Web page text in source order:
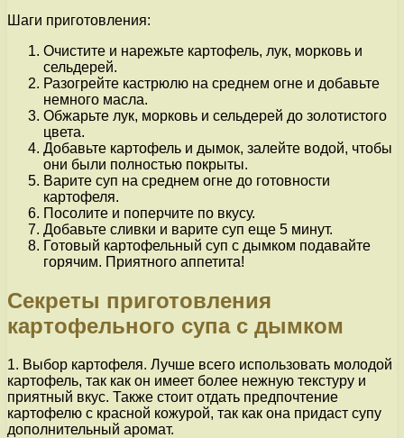
Шаги приготовления:
Очистите и нарежьте картофель, лук, морковь и
сельдерей.
Разогрейте кастрюлю на среднем огне и добавьте
немного масла.
Обжарьте лук, морковь и сельдерей до золотистого
цвета.
Добавьте картофель и дымок, залейте водой, чтобы
они были полностью покрыты.
Варите суп на среднем огне до готовности
картофеля.
Посолите и поперчите по вкусу.
Добавьте сливки и варите суп еще 5 минут.
Готовый картофельный суп с дымком подавайте
горячим. Приятного аппетита!
Секреты приготовления
картофельного супа с дымком
1. Выбор картофеля. Лучше всего использовать молодой
картофель, так как он имеет более нежную текстуру и
приятный вкус. Также стоит отдать предпочтение
картофелю с красной кожурой, так как она придаст супу
дополнительный аромат.